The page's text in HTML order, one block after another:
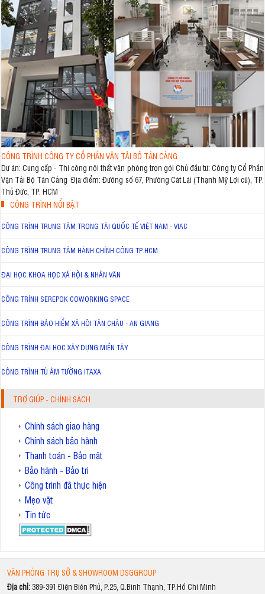
CÔNG TRÌNH CÔNG TY CỔ PHẦN VẬN TẢI BỘ TÂN CẢNG
Dự án: Cung cấp - Thi công nội thất văn phòng trọn gói Chủ đầu tư: Công ty Cổ Phần
Vận Tải Bộ Tân Cảng Địa điểm: Đường số 67, Phường Cát Lái (Thạnh Mỹ Lợi cũ), TP.
Thủ Đức, TP. HCM
CÔNG TRÌNH NỔI BẬT
CÔNG TRÌNH TRUNG TÂM TRỌNG TÀI QUỐC TẾ VIỆT NAM - VIAC
CÔNG TRÌNH TRUNG TÂM HÀNH CHÍNH CÔNG TP.HCM
ĐẠI HỌC KHOA HỌC XÃ HỘI & NHÂN VĂN
CÔNG TRÌNH SEREPOK COWORKING SPACE
CÔNG TRÌNH BẢO HIỂM XÃ HỘI TÂN CHÂU - AN GIANG
CÔNG TRÌNH ĐẠI HỌC XÂY DỰNG MIỀN TÂY
CÔNG TRÌNH TỦ ÂM TƯỜNG ITAXA
TRỢ GIÚP - CHÍNH SÁCH
Chính sách giao hàng
Chính sách bảo hành
Thanh toán - Bảo mật
Bảo hành - Bảo trì
Công trình đã thực hiện
Mẹo vặt
Tin tức
VĂN PHÒNG TRỤ SỞ & SHOWROOM DSGGROUP
Địa chỉ: 389-391 Điện Biên Phủ, P.25, Q.Bình Thạnh, TP.Hồ Chí Minh